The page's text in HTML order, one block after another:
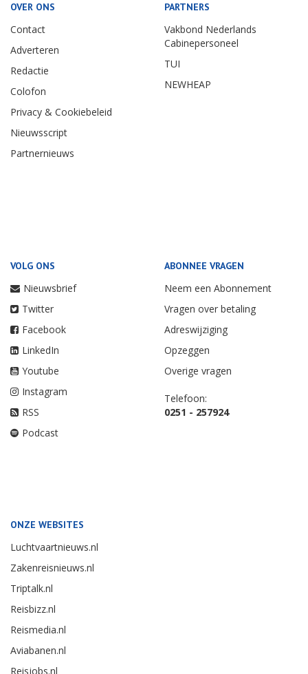
OVER ONS
Contact
Adverteren
Redactie
Colofon
Privacy & Cookiebeleid
Nieuwsscript
Partnernieuws
PARTNERS
Vakbond Nederlands
Cabinepersoneel
TUI
NEWHEAP
VOLG ONS
Nieuwsbrief
Twitter
Facebook
LinkedIn
Youtube
Instagram
RSS
Podcast
ABONNEE VRAGEN
Neem een Abonnement
Vragen over betaling
Adreswijziging
Opzeggen
Overige vragen
Telefoon:
0251 - 257924
ONZE WEBSITES
Luchtvaartnieuws.nl
Zakenreisnieuws.nl
Triptalk.nl
Reisbizz.nl
Reismedia.nl
Aviabanen.nl
Reisjobs.nl